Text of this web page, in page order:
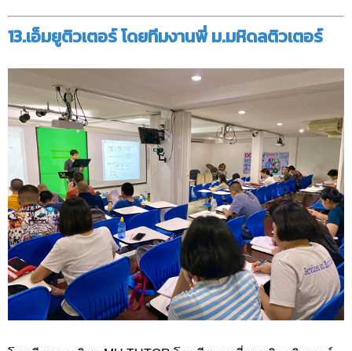
13.เอ็มยูติวเตอร์ โดยทีมงานพี่ ม.มหิดลติวเตอร์